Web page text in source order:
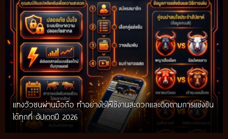
แทงวัวชนผ่านมือถือ ทำอย่างไรให้ใช้งานสะดวกและติดตามการแข่งขัน
ได้ทุกที่ อัปเดตปี 2026